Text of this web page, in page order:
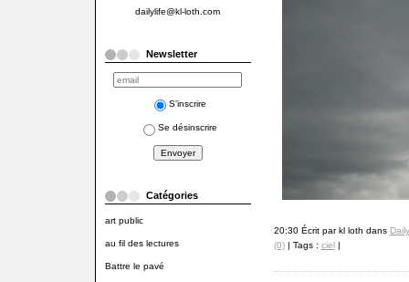
dailylife@kl-loth.com
Newsletter
S'inscrire
Se désinscrire
Catégories
art public
au fil des lectures
Battre le pavé
20:30 Écrit par kl loth dans
(0)| Tags : ciel|